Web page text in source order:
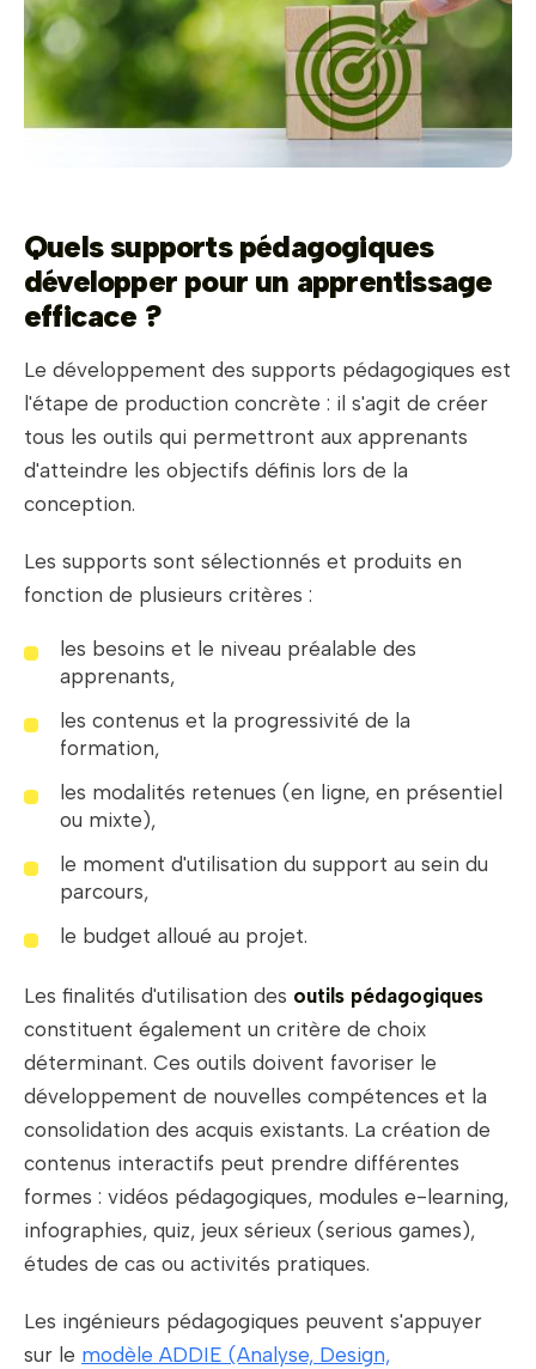
Quels supports pédagogiques
développer pour un apprentissage
efficace ?
Le développement des supports pédagogiques est
l'étape de production concrète : il s'agit de créer
tous les outils qui permettront aux apprenants
d'atteindre les objectifs définis lors de la
conception.
Les supports sont sélectionnés et produits en
fonction de plusieurs critères :
les besoins et le niveau préalable des
apprenants,
les contenus et la progressivité de la
formation,
les modalités retenues (en ligne, en présentiel
ou mixte),
le moment d'utilisation du support au sein du
parcours,
le budget alloué au projet.
Les finalités d'utilisation des outils pédagogiques
constituent également un critère de choix
déterminant. Ces outils doivent favoriser le
développement de nouvelles compétences et la
consolidation des acquis existants. La création de
contenus interactifs peut prendre différentes
formes : vidéos pédagogiques, modules e-learning,
infographies, quiz, jeux sérieux (serious games),
études de cas ou activités pratiques.
Les ingénieurs pédagogiques peuvent s'appuyer
sur le modèle ADDIE (Analyse, Design,